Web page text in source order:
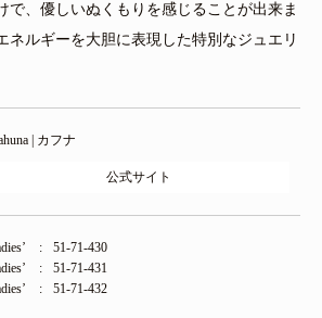
で、優しいぬくもりを感じることが出来ま
ネルギーを大胆に表現した特別なジュエリ
| カフナ
公式サイト
51-71-430
51-71-431
51-71-432